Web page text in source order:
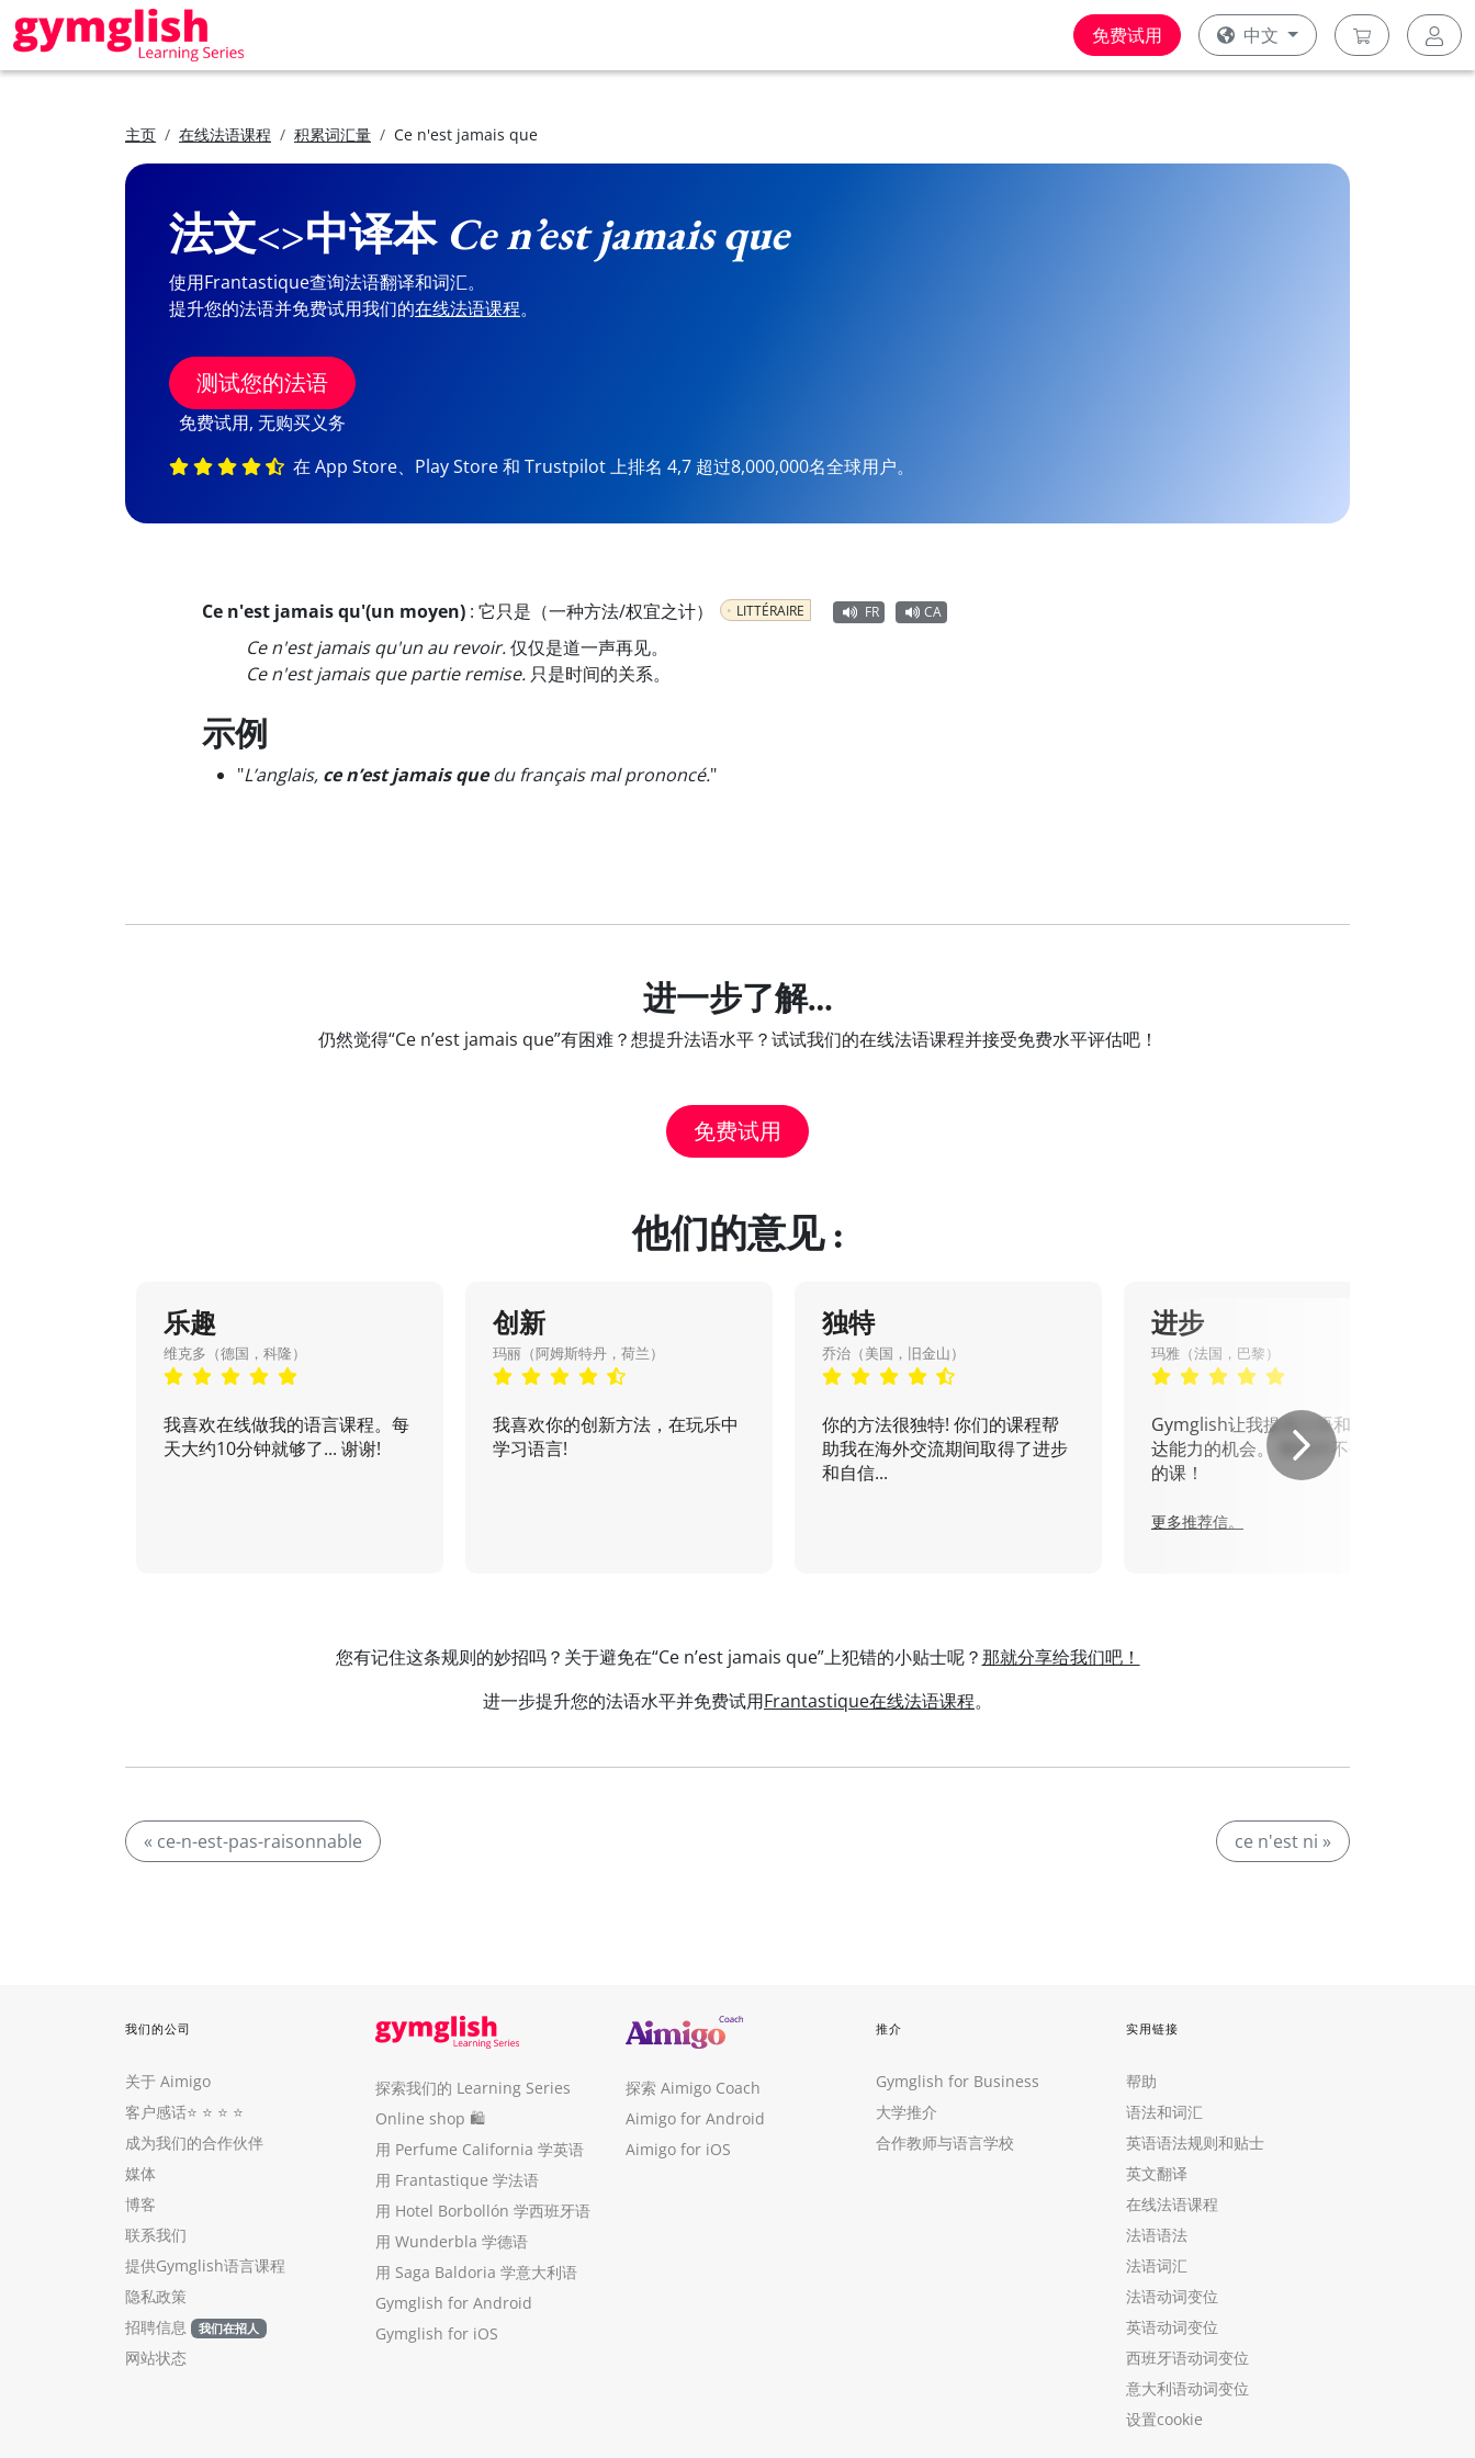
免费试用 中文
主页 在线法语课程 积累词汇量 Ce n'est jamais que
法文<>中译本 Ce n’est jamais que
使用Frantastique查询法语翻译和词汇。
提升您的法语并免费试用我们的在线法语课程。
测试您的法语
免费试用, 无购买义务
在 App Store、Play Store 和 Trustpilot 上排名 4,7 超过8,000,000名全球用户。
Ce n'est jamais qu'(un moyen) : 它只是（一种方法/权宜之计） LITTÉRAIRE FR CA
Ce n'est jamais qu'un au revoir.仅仅是道一声再见。
Ce n'est jamais que partie remise. 只是时间的关系。
示例
"L’anglais, ce n’est jamais quedu français mal prononcé."
进一步了解…
仍然觉得“Ce n’est jamais que”有困难？想提升法语水平？试试我们的在线法语课程并接受免费水平评估吧！
免费试用
他们的意见 :
乐趣
维克多（德国，科隆）
我喜欢在线做我的语言课程。每
天大约10分钟就够了... 谢谢!
创新
玛丽（阿姆斯特丹，荷兰）
我喜欢你的创新方法，在玩乐中
学习语言!
独特
乔治（美国，旧金山）
你的方法很独特! 你们的课程帮
助我在海外交流期间取得了进步
和自信...
进步
玛雅（法国，巴黎）
Gymglish让我提高口语和书面表
达能力的机会。 我绝对不会错过
的课！
更多推荐信。
您有记住这条规则的妙招吗？关于避免在“Ce n’est jamais que”上犯错的小贴士呢？那就分享给我们吧！
进一步提升您的法语水平并免费试用Frantastique在线法语课程。
« ce-n-est-pas-raisonnable ce n'est ni »
我们的公司
关于 Aimigo
客户感话⭐️ ⭐️ ⭐️ ⭐️
成为我们的合作伙伴
媒体
博客
联系我们
提供Gymglish语言课程
隐私政策
招聘信息
我们在招人
网站状态
探索我们的 Learning Series
Online shop 🛍
用 Perfume California 学英语
用 Frantastique 学法语
用 Hotel Borbollón 学西班牙语
用 Wunderbla 学德语
用 Saga Baldoria 学意大利语
Gymglish for Android
Gymglish for iOS
探索 Aimigo Coach
Aimigo for Android
Aimigo for iOS
推介
Gymglish for Business
大学推介
合作教师与语言学校
实用链接
帮助
语法和词汇
英语语法规则和贴士
英文翻译
在线法语课程
法语语法
法语词汇
法语动词变位
英语动词变位
西班牙语动词变位
意大利语动词变位
设置cookie